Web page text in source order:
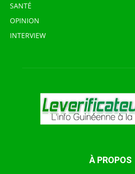
SANTÉ
OPINION
INTERVIEW
À PROPOS